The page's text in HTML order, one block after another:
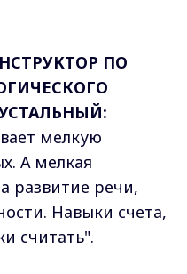
ПО
мелкую
А мелкая
развитие речи,
Навыки счета,
считать".